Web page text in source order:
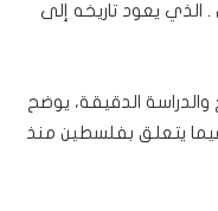
. الذي يعود تاريخه إلى
الدقيقة، يوضح
فيما يتعلق بفلسطين منذ